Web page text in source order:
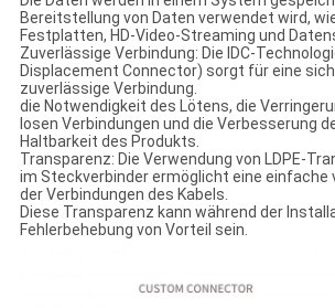
Bereitstellung von Daten verwendet wird,
Festplatten, HD-Video-Streaming und
Zuverlässige Verbindung: Die IDC-
Displacement Connector) sorgt für eine
zuverlässige Verbindung.
die Notwendigkeit des Lötens, die
losen Verbindungen und die Verbesserung
Haltbarkeit des Produkts.
Transparenz: Die Verwendung von LDPE-
im Steckverbinder ermöglicht eine einfache
der Verbindungen des Kabels.
Diese Transparenz kann während der
Fehlerbehebung von Vorteil sein.